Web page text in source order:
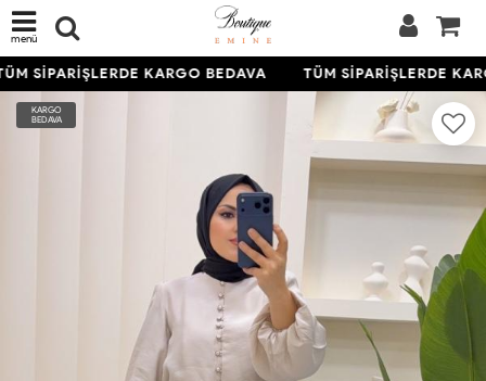
menü
SİPARİŞLERDE KARGO BEDAVA TÜM SİPARİŞLERDE
KARGO
BEDAVA